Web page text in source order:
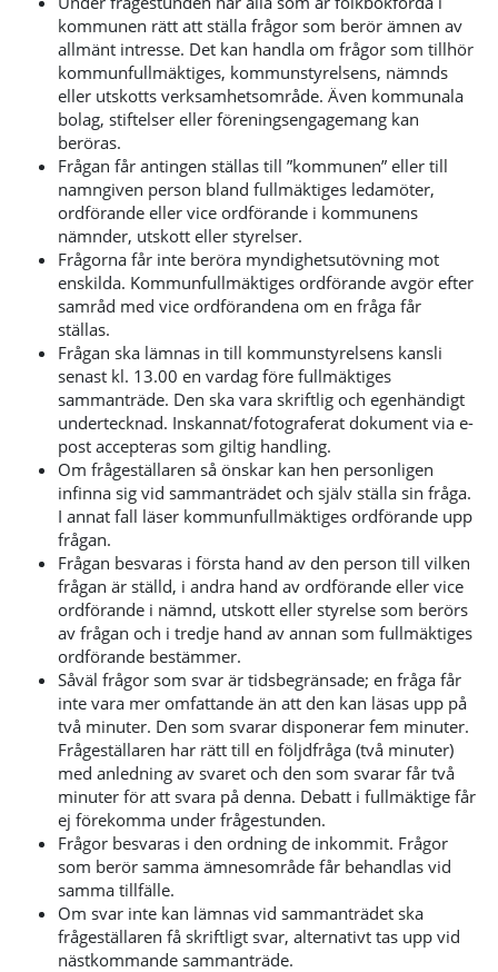
kommunen rätt att ställa frågor som berör ämnen av
allmänt intresse. Det kan handla om frågor som tillhör
kommunfullmäktiges, kommunstyrelsens, nämnds
eller utskotts verksamhetsområde. Även kommunala
bolag, stiftelser eller föreningsengagemang kan
beröras.
Frågan får antingen ställas till ”kommunen” eller till
namngiven person bland fullmäktiges ledamöter,
ordförande eller vice ordförande i kommunens
nämnder, utskott eller styrelser.
Frågorna får inte beröra myndighetsutövning mot
enskilda. Kommunfullmäktiges ordförande avgör efter
samråd med vice ordförandena om en fråga får
ställas.
Frågan ska lämnas in till kommunstyrelsens kansli
senast kl. 13.00 en vardag före fullmäktiges
sammanträde. Den ska vara skriftlig och egenhändigt
undertecknad. Inskannat/fotograferat dokument via e-
post accepteras som giltig handling.
Om frågeställaren så önskar kan hen personligen
infinna sig vid sammanträdet och själv ställa sin fråga.
I annat fall läser kommunfullmäktiges ordförande upp
frågan.
Frågan besvaras i första hand av den person till vilken
frågan är ställd, i andra hand av ordförande eller vice
ordförande i nämnd, utskott eller styrelse som berörs
av frågan och i tredje hand av annan som fullmäktiges
ordförande bestämmer.
Såväl frågor som svar är tidsbegränsade; en fråga får
inte vara mer omfattande än att den kan läsas upp på
två minuter. Den som svarar disponerar fem minuter.
Frågeställaren har rätt till en följdfråga (två minuter)
med anledning av svaret och den som svarar får två
minuter för att svara på denna. Debatt i fullmäktige får
ej förekomma under frågestunden.
Frågor besvaras i den ordning de inkommit. Frågor
som berör samma ämnesområde får behandlas vid
samma tillfälle.
Om svar inte kan lämnas vid sammanträdet ska
frågeställaren få skriftligt svar, alternativt tas upp vid
nästkommande sammanträde.